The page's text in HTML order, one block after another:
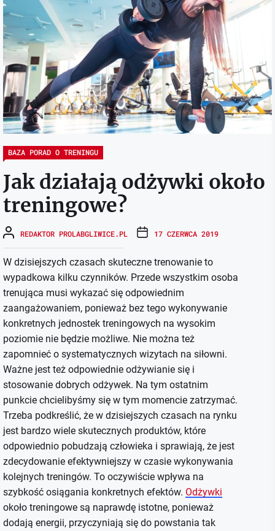
BAZA PORAD O TRENINGU
Jak działają odżywki około
treningowe?
REDAKTOR PROLABGLIWICE.PL 17 CZERWCA 2019
W dzisiejszych czasach skuteczne trenowanie to
wypadkowa kilku czynników. Przede wszystkim osoba
trenująca musi wykazać się odpowiednim
zaangażowaniem, ponieważ bez tego wykonywanie
konkretnych jednostek treningowych na wysokim
poziomie nie będzie możliwe. Nie można też
zapomnieć o systematycznych wizytach na siłowni.
Ważne jest też odpowiednie odżywianie się i
stosowanie dobrych odżywek. Na tym ostatnim
punkcie chcielibyśmy się w tym momencie zatrzymać.
Trzeba podkreślić, że w dzisiejszych czasach na rynku
jest bardzo wiele skutecznych produktów, które
odpowiednio pobudzają człowieka i sprawiają, że jest
zdecydowanie efektywniejszy w czasie wykonywania
kolejnych treningów. To oczywiście wpływa na
szybkość osiągania konkretnych efektów. Odżywki
około treningowe są naprawdę istotne, ponieważ
dodają energii, przyczyniają się do powstania tak